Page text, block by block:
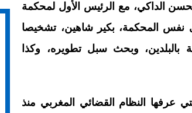
الداكي، مع الرئيس الأول لمحكمة
نفس المحكمة، بكير شاهين، تشخيصا
بالبلدين، وبحث سبل تطويره، وكذا
عرفها النظام القضائي المغربي منذ